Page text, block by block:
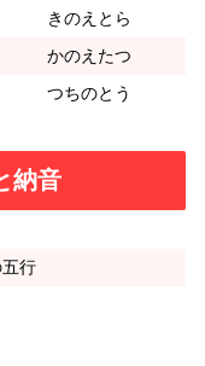
きのえとら
かのえたつ
つちのとう
納音
行